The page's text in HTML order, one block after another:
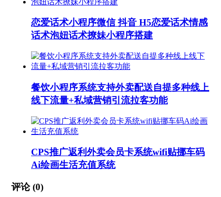
恋爱话术小程序微信 抖音 H5恋爱话术情感
话术泡妞话术撩妹小程序搭建
餐饮小程序系统支持外卖配送自提多种线上
线下流量+私域营销引流拉客功能
CPS推广返利外卖会员卡系统wifi贴挪车码
Ai绘画生活充值系统
评论(0)